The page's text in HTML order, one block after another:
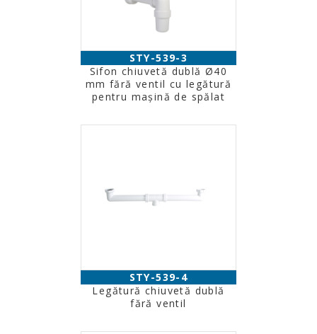
STY-539-3
Sifon chiuvetă dublă Ø40
mm fără ventil cu legătură
pentru maşină de spălat
STY-539-4
Legătură chiuvetă dublă
fără ventil